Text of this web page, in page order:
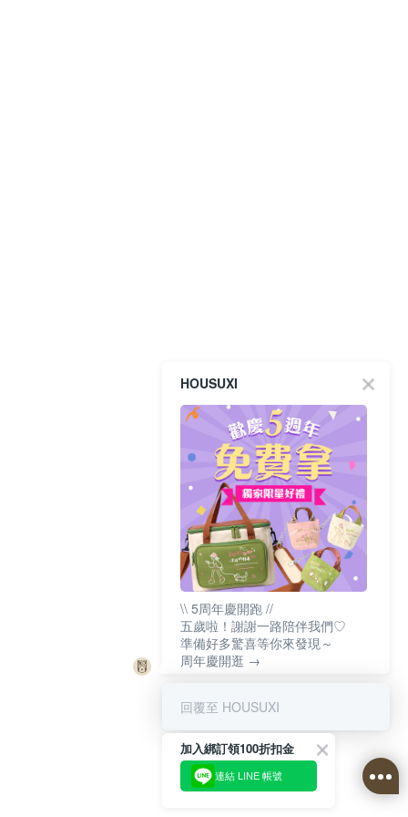
HOUSUXI
\\ 5周年慶開跑 //
五歲啦！謝謝一路陪伴我們♡
準備好多驚喜等你來發現～
周年慶開逛 →
回覆至 HOUSUXI
加入綁訂領100折扣金
連結 LINE 帳號